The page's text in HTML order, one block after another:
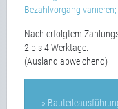
Bezahlvorgang
Nach erfolgtem
2 bis 4 Werktage.
(Ausland abweichend)
»